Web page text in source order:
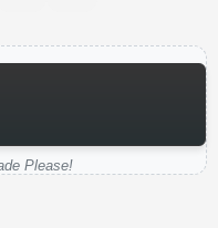
Please!